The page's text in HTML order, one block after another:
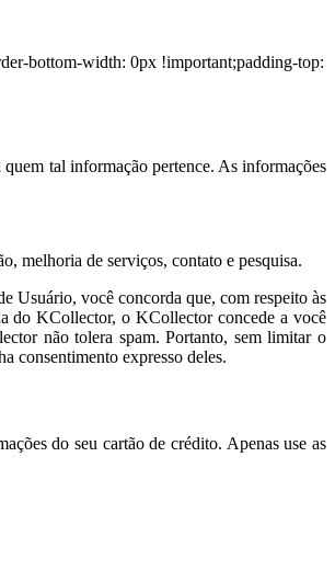
bottom-width: 0px !important;padding-top:
tal informação pertence. As informações
melhoria de serviços, contato e pesquisa.
Usuário, você concorda que, com respeito às
do KCollector, o KCollector concede a você
não tolera spam. Portanto, sem limitar o
consentimento expresso deles.
do seu cartão de crédito. Apenas use as